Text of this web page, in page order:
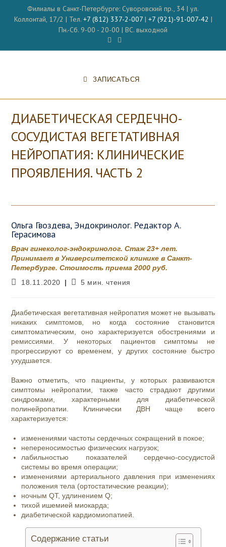
содержимому
Филиалы в Санкт-Петербурге: Суворовский пр., 34 | ул.
Коллонтай, 17/2 | Тел. +7 (812) 337-2-007| +7 (921)-91-007-42 |
Пн.-Сб. 9-00 - 20-00 | ВС. выходной
ЗАПИСАТЬСЯ
ДИАБЕТИЧЕСКАЯ СЕРДЕЧНО-
СОСУДИСТАЯ ВЕГЕТАТИВНАЯ
НЕЙРОПАТИЯ: КЛИНИЧЕСКИЕ
ПРОЯВЛЕНИЯ. ЧАСТЬ 2
Ольга Гвоздева, Эндокринолог. Редактор А.
Герасимова
Врач гинеколог-эндокринолог. Стаж 23+ лет.
Принимает в Университетской клинике в Санкт-
Петербурге. Стоимость приема 2000 руб.
Запись
18.11.2020
Время
5 мин. чтения
Диабетическая вегетативная нейропатия может не вызывать
никаких симптомов, но когда состояние становится
симптоматическим, оно характеризуется обострениями и
ремиссиями. У некоторых пациентов симптомы не
прогрессируют со временем, у других состояние быстро
ухудшается.
Важно отметить, что пациенты, у которых развиваются
симптомы нейропатии, также часто страдают другими
синдромами, характерными для диабетической
полинейропатии. Клинически ДВН чаще всего
характеризуется:
изменениями частоты сердечных сокращений в покое;
непереносимостью физических нагрузок;
лабильностью показателей сердечно-сосудистой
системы во время операции;
изменениями артериального давления при изменениях
положения тела (ортостатические реакции);
ночным QT, удлинением Q;
тихой ишемией миокарда;
диабетической кардиомиопатией.
Содержание статьи